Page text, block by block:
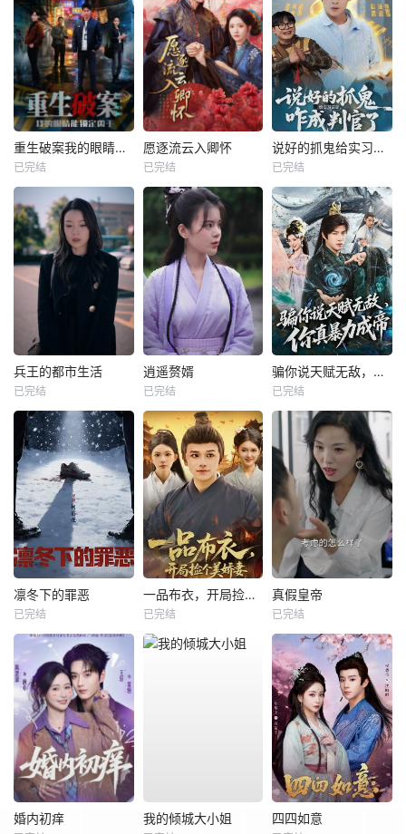
重生破案我的眼睛能锁定凶手
已完结
愿逐流云入卿怀
已完结
说好的抓鬼给实习证明，咋成判官了
已完结
兵王的都市生活
已完结
逍遥赘婿
已完结
骗你说天赋无敌，你真暴力成帝
已完结
凛冬下的罪恶
已完结
一品布衣，开局捡个美娇妻
已完结
真假皇帝
已完结
婚内初痒 我的倾城大小姐 四四如意